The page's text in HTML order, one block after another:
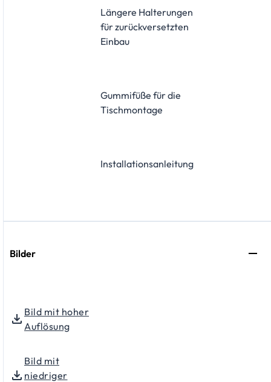
Längere Halterungen
für zurückversetzten
Einbau
Gummifüße für die
Tischmontage
Installationsanleitung
Bilder
Bild mit hoher
Auflösung
Bild mit
niedriger